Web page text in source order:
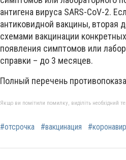
антигена вируса SARS-CoV-2.
антиковидной вакцины, вторая
схемами вакцинации
появления симптомов или
справки – до 3 месяцев.
Полный перечень
Якщо ви помітили помилку, виділіть необхідний
#отсрочка #вакцинация